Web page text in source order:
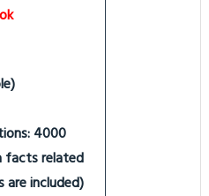
4000
facts related
included)